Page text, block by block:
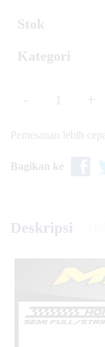
Stok
Kategori
Pemesanan lebih
Bagikan ke
Deskripsi